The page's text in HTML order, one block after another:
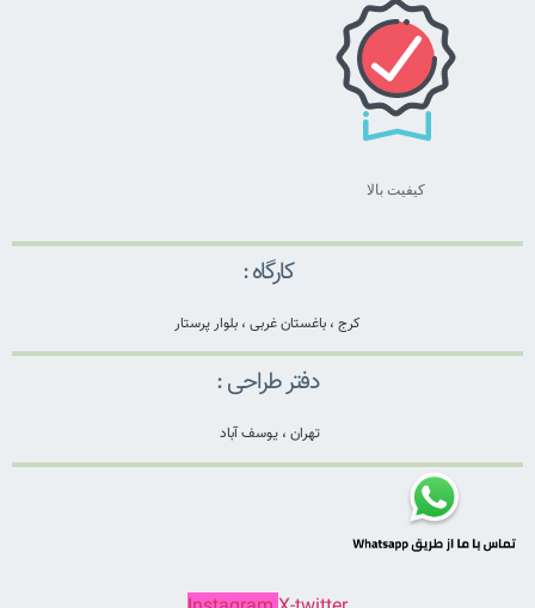
کیفیت بالا
کارگاه :
کرج ، باغستان غربی ، بلوار پرستار
دفتر طراحی :
تهران ، یوسف آباد